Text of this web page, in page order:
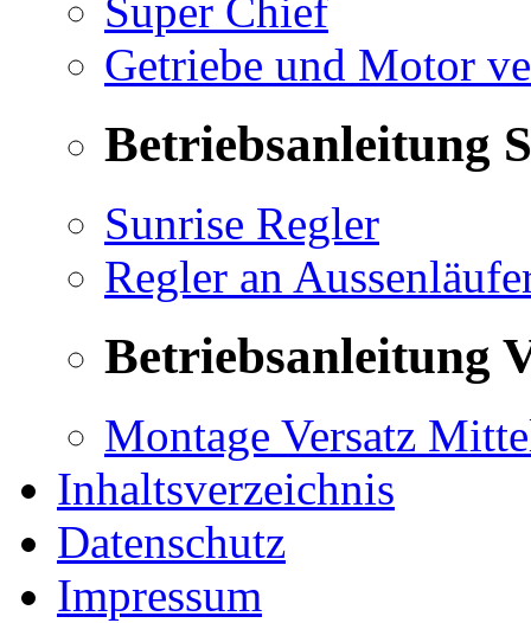
Super Chief
Getriebe und Motor
Betriebsanleitung
Sunrise Regler
Regler an
Betriebsanleitung
Montage Versatz
Inhaltsverzeichnis
Datenschutz
Impressum